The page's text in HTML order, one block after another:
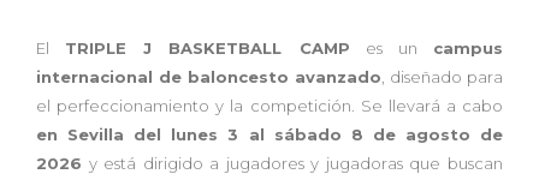
El TRIPLE J BASKETBALL CAMP es un campus
internacional de baloncesto avanzado , diseñado para
el perfeccionamiento y la competición. Se llevará a cabo
en Sevilla del lunes 3 al sábado 8 de agosto de
2026 y está dirigido a jugadores y jugadoras que buscan